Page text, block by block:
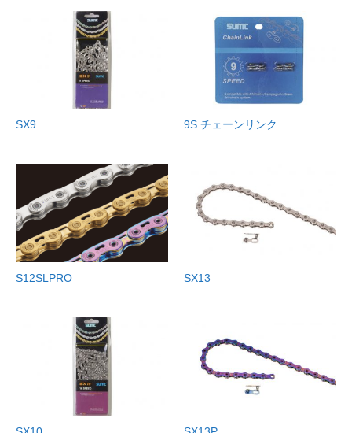
SX9 9S チェーンリンク
S12SLPRO SX13